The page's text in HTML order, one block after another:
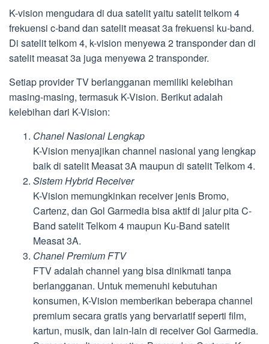
K-vision mengudara di dua satelit yaitu satelit telkom 4
frekuensi c-band dan satelit measat 3a frekuensi ku-band.
Di satelit telkom 4, k-vision menyewa 2 transponder dan di
satelit measat 3a juga menyewa 2 transponder.
Setiap provider TV berlangganan memiliki kelebihan
masing-masing, termasuk K-Vision. Berikut adalah
kelebihan dari K-Vision:
Chanel Nasional Lengkap
K-Vision menyajikan channel nasional yang lengkap
baik di satelit Measat 3A maupun di satelit Telkom 4.
Sistem Hybrid Receiver
K-Vision memungkinkan receiver jenis Bromo,
Cartenz, dan Gol Garmedia bisa aktif di jalur pita C-
Band satelit Telkom 4 maupun Ku-Band satelit
Measat 3A.
Chanel Premium FTV
FTV adalah channel yang bisa dinikmati tanpa
berlangganan. Untuk memenuhi kebutuhan
konsumen, K-Vision memberikan beberapa channel
premium secara gratis yang bervariatif seperti film,
kartun, musik, dan lain-lain di receiver Gol Garmedia.